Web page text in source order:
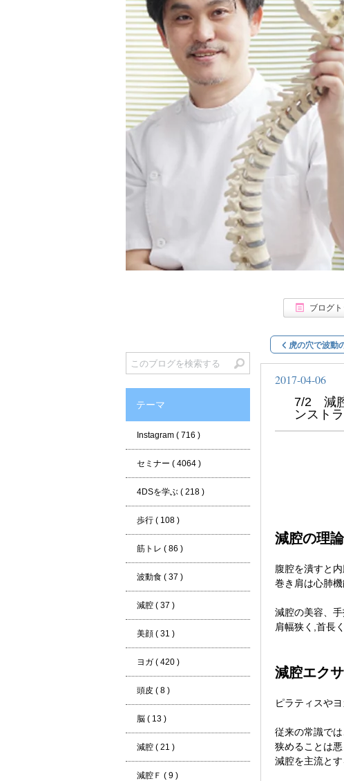
ブログ
虎の穴で波動
7/2 減
ンスト
2017-04-06
減腔の理論
腹腔を潰すと
巻き肩は心肺
減腔の美容、
肩幅狭く,首長く
減腔エク
ピラティスや
従来の常識で
狭めることは悪
減腔を主流と
テーマ
Instagram ( 716 )
セミナー ( 4064 )
4DSを学ぶ ( 218 )
歩行 ( 108 )
筋トレ ( 86 )
波動食 ( 37 )
減腔 ( 37 )
美顔 ( 31 )
ヨガ ( 420 )
頭皮 ( 8 )
脳 ( 13 )
減腔 ( 21 )
減腔Ｆ ( 9 )